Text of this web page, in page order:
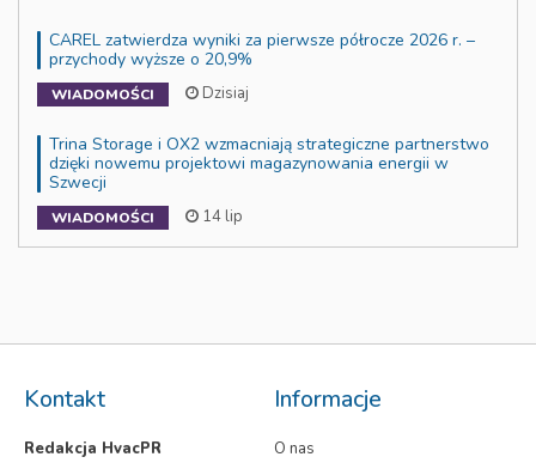
CAREL zatwierdza wyniki za pierwsze półrocze 2026 r. –
przychody wyższe o 20,9%
WIADOMOŚCI Dzisiaj
Trina Storage i OX2 wzmacniają strategiczne partnerstwo
dzięki nowemu projektowi magazynowania energii w
Szwecji
WIADOMOŚCI 14 lip
Kontakt
Redakcja HvacPR
Informacje
O nas